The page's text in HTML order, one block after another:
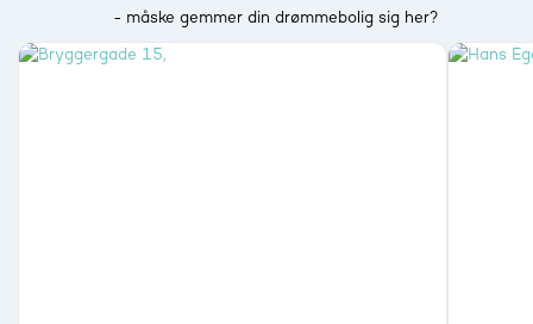
- måske gemmer din drømmebolig sig her?